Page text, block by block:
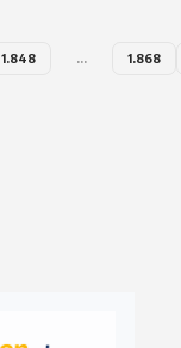
1.848 … 1.868